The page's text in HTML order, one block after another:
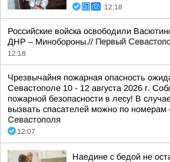
12:18
Российские войска освободили
ДНР – Минобороны.// Первый
12:18
Чрезвычайня пожарная опасность
Севастополе 10 - 12 августа 2026 г.
пожарной безопасности в лесу! В
вызвать спасателей можно по номерам
Севастополя
12:07
Наедине с бедой не